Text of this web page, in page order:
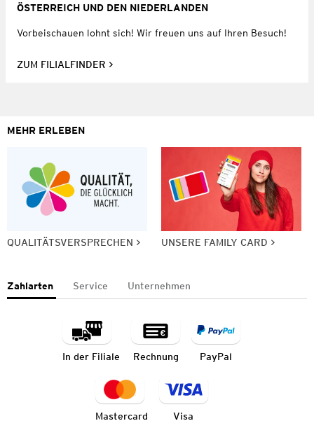
ÖSTERREICH UND DEN NIEDERLANDEN
Vorbeischauen lohnt sich! Wir freuen uns auf Ihren Besuch!
ZUM FILIALFINDER
MEHR ERLEBEN
QUALITÄTSVERSPRECHEN UNSERE FAMILY CARD
Zahlarten Service Unternehmen
In der Filiale Rechnung PayPal
Mastercard Visa